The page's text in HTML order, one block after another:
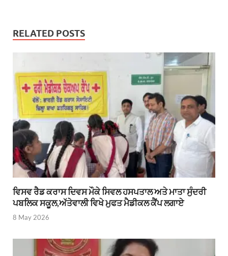
RELATED POSTS
ਵਿਸਵ ਰੈਡ ਕਰਾਸ ਦਿਵਸ ਮੌਕੇ ਸਿਵਲ ਹਸਪਤਾਲ ਅਤੇ ਮਾਤਾ ਸੁੰਦਰੀ
ਪਬਲਿਕ ਸਕੂਲ,ਅੱਤੇਵਾਲੀ ਵਿਖੇ ਮੁਫਤ ਮੈਡੀਕਲ ਕੈਂਪ ਲਗਾਏ
8 May 2026